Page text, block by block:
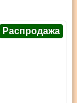
Распродажа